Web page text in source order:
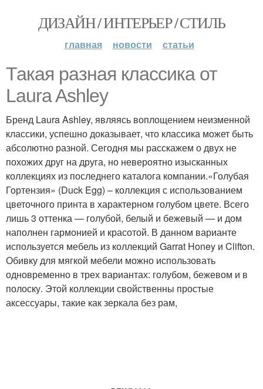
ДИЗАЙН / ИНТЕРЬЕР / СТИЛЬ
главная новости статьи
Такая разная классика от
Laura Ashley
Бренд Laura Ashley, являясь воплощением неизменной
классики, успешно доказывает, что классика может быть
абсолютно разной. Сегодня мы расскажем о двух не
похожих друг на друга, но невероятно изысканных
коллекциях из последнего каталога компании.«Голубая
Гортензия» (Duck Egg) – коллекция с использованием
цветочного принта в характерном голубом цвете. Всего
лишь 3 оттенка — голубой, белый и бежевый — и дом
наполнен гармонией и красотой. В данном варианте
используется мебель из коллекций Garrat Honey и Clifton.
Обивку для мягкой мебели можно использовать
одновременно в трех вариантах: голубом, бежевом и в
полоску. Этой коллекции свойственны простые
аксессуары, такие как зеркала без рам,